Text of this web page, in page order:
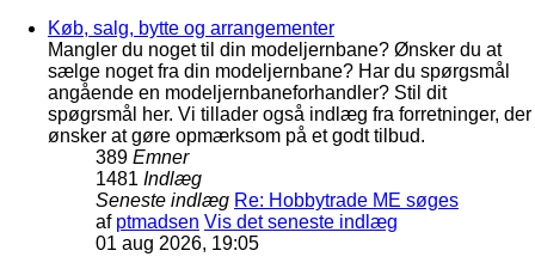
Køb, salg, bytte og arrangementer
Mangler du noget til din modeljernbane? Ønsker du at
sælge noget fra din modeljernbane? Har du spørgsmål
angående en modeljernbaneforhandler? Stil dit
spøgrsmål her. Vi tillader også indlæg fra forretninger, der
ønsker at gøre opmærksom på et godt tilbud.
389 Emner
1481 Indlæg
Seneste indlæg Re: Hobbytrade ME søges
af ptmadsen Vis det seneste indlæg
01 aug 2026, 19:05